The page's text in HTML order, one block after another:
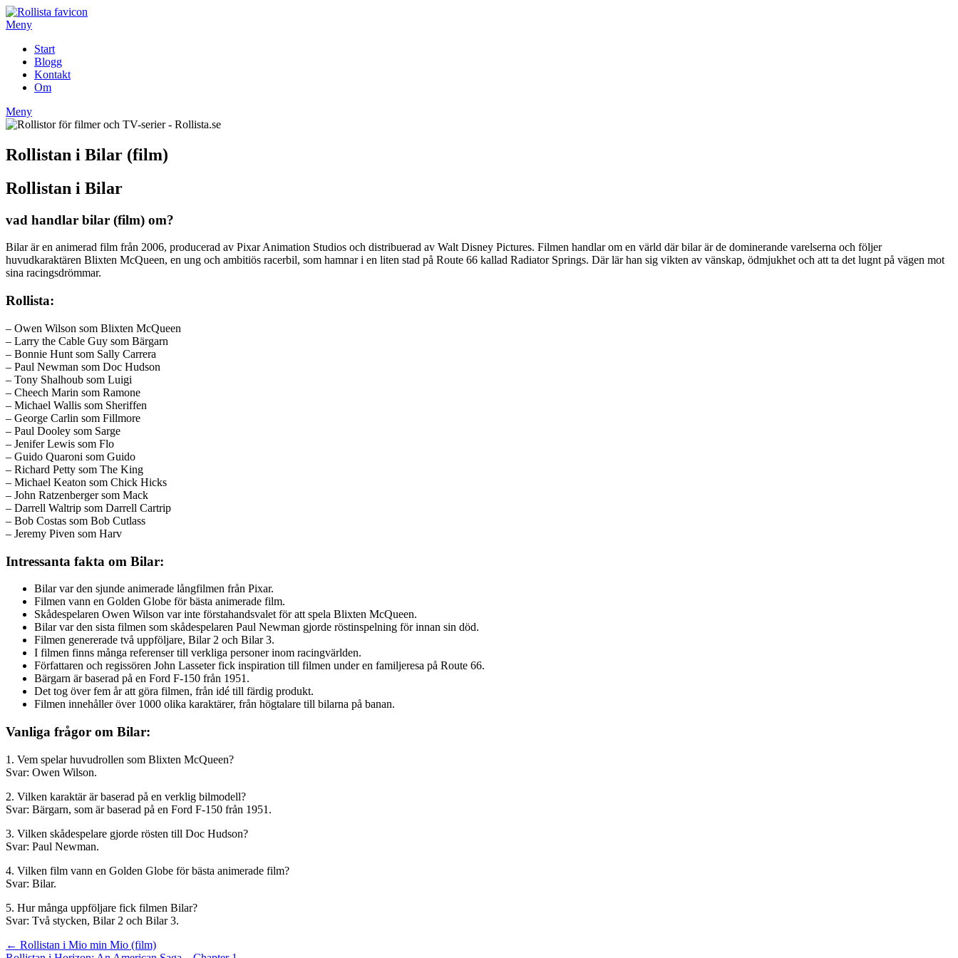
Hoppa
till
Meny
Start
Blogg
Kontakt
Om
Meny
Rollistan i Bilar (film)
Rollistan i Bilar
vad handlar bilar (film) om?
Bilar är en animerad film från 2006, producerad av Pixar Animation Studios och distribuerad av Walt Disney Pictures. Filmen handlar om en värld där bilar är de dominerande varelserna och följer
huvudkaraktären Blixten McQueen, en ung och ambitiös racerbil, som hamnar i en liten stad på Route 66 kallad Radiator Springs. Där lär han sig vikten av vänskap, ödmjukhet och att ta det lugnt på vägen mot
sina racingsdrömmar.
Rollista:
– Owen Wilson som Blixten McQueen
– Larry the Cable Guy som Bärgarn
– Bonnie Hunt som Sally Carrera
– Paul Newman som Doc Hudson
– Tony Shalhoub som Luigi
– Cheech Marin som Ramone
– Michael Wallis som Sheriffen
– George Carlin som Fillmore
– Paul Dooley som Sarge
– Jenifer Lewis som Flo
– Guido Quaroni som Guido
– Richard Petty som The King
– Michael Keaton som Chick Hicks
– John Ratzenberger som Mack
– Darrell Waltrip som Darrell Cartrip
– Bob Costas som Bob Cutlass
– Jeremy Piven som Harv
Intressanta fakta om Bilar:
Bilar var den sjunde animerade långfilmen från Pixar.
Filmen vann en Golden Globe för bästa animerade film.
Skådespelaren Owen Wilson var inte förstahandsvalet för att spela Blixten McQueen.
Bilar var den sista filmen som skådespelaren Paul Newman gjorde röstinspelning för innan sin död.
Filmen genererade två uppföljare, Bilar 2 och Bilar 3.
I filmen finns många referenser till verkliga personer inom racingvärlden.
Författaren och regissören John Lasseter fick inspiration till filmen under en familjeresa på Route 66.
Bärgarn är baserad på en Ford F-150 från 1951.
Det tog över fem år att göra filmen, från idé till färdig produkt.
Filmen innehåller över 1000 olika karaktärer, från högtalare till bilarna på banan.
Vanliga frågor om Bilar:
1. Vem spelar huvudrollen som Blixten McQueen?
Svar: Owen Wilson.
2. Vilken karaktär är baserad på en verklig bilmodell?
Svar: Bärgarn, som är baserad på en Ford F-150 från 1951.
3. Vilken skådespelare gjorde rösten till Doc Hudson?
Svar: Paul Newman.
4. Vilken film vann en Golden Globe för bästa animerade film?
Svar: Bilar.
5. Hur många uppföljare fick filmen Bilar?
Svar: Två stycken, Bilar 2 och Bilar 3.
Inläggsnavigering
← Rollistan i Mio min Mio (film)